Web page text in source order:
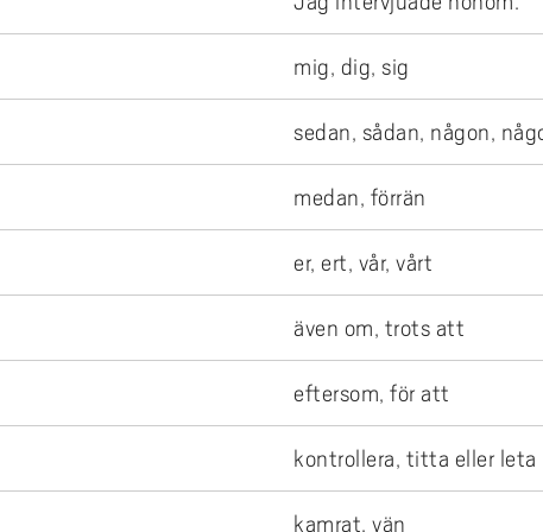
mig, dig, sig
sedan, sådan, någon,
medan, förrän
er, ert, vår, vårt
även om, trots att
eftersom, för att
kontrollera, titta eller leta
kamrat, vän